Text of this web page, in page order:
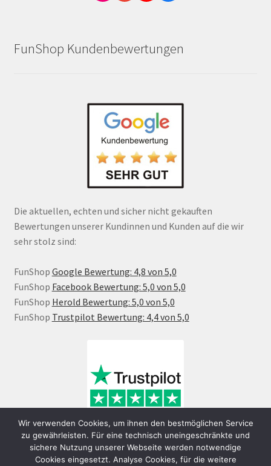
FunShop Kundenbewertungen
Die aktuellen, echten und sicher nicht gekauften
Bewertungen unserer Kundinnen und Kunden auf die wir
sehr stolz sind:
FunShop Google Bewertung: 4,8 von 5,0
FunShop Facebook Bewertung: 5,0 von 5,0
FunShop Herold Bewertung: 5,0 von 5,0
FunShop Trustpilot Bewertung: 4,4 von 5,0
Wir verwenden Cookies, um ihnen den bestmöglichen Service
zu gewährleisten. Für eine technisch uneingeschränkte und
sichere Nutzung unserer Webseite werden notwendige
Cookies eingesetzt. Analyse Cookies, für die weitere